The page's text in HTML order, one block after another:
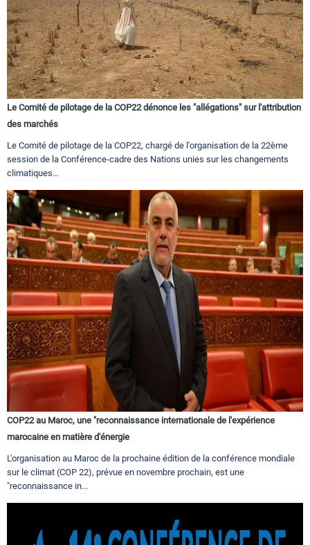
Le Comité de pilotage de la COP22 dénonce les "allégations" sur l'attribution
des marchés
Le Comité de pilotage de la COP22, chargé de l'organisation de la 22ème
session de la Conférence-cadre des Nations unies sur les changements
climatiques...
COP22 au Maroc, une "reconnaissance internationale de l'expérience
marocaine en matière d'énergie
L'organisation au Maroc de la prochaine édition de la conférence mondiale
sur le climat (COP 22), prévue en novembre prochain, est une
"reconnaissance in...